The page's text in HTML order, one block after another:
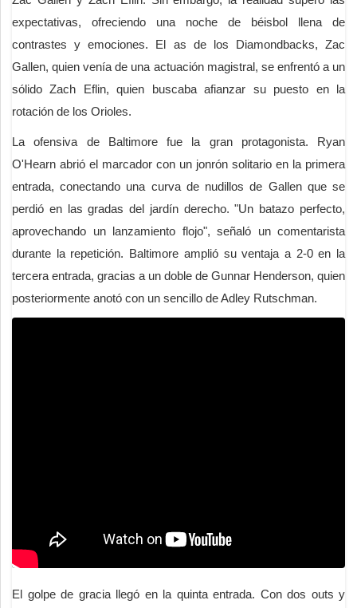
expectativas, ofreciendo una noche de béisbol llena de
contrastes y emociones. El as de los Diamondbacks, Zac
Gallen, quien venía de una actuación magistral, se enfrentó a un
sólido Zach Eflin, quien buscaba afianzar su puesto en la
rotación de los Orioles.
La ofensiva de Baltimore fue la gran protagonista. Ryan
O'Hearn abrió el marcador con un jonrón solitario en la primera
entrada, conectando una curva de nudillos de Gallen que se
perdió en las gradas del jardín derecho. "Un batazo perfecto,
aprovechando un lanzamiento flojo", señaló un comentarista
durante la repetición. Baltimore amplió su ventaja a 2-0 en la
tercera entrada, gracias a un doble de Gunnar Henderson, quien
posteriormente anotó con un sencillo de Adley Rutschman.
El golpe de gracia llegó en la quinta entrada. Con dos outs y